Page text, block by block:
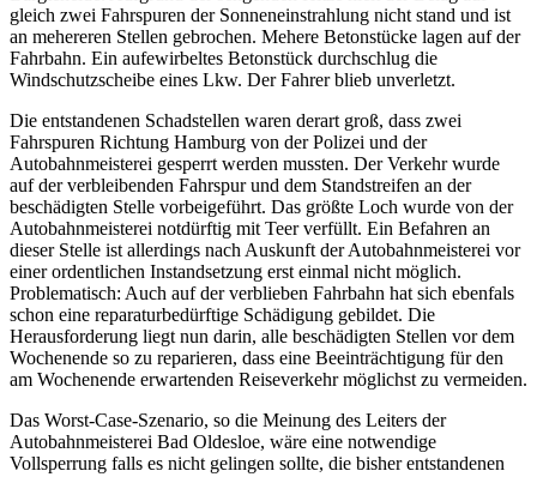
gleich zwei Fahrspuren der Sonneneinstrahlung nicht stand und ist
an mehereren Stellen gebrochen. Mehere Betonstücke lagen auf der
Fahrbahn. Ein aufewirbeltes Betonstück durchschlug die
Windschutzscheibe eines Lkw. Der Fahrer blieb unverletzt.
Die entstandenen Schadstellen waren derart groß, dass zwei
Fahrspuren Richtung Hamburg von der Polizei und der
Autobahnmeisterei gesperrt werden mussten. Der Verkehr wurde
auf der verbleibenden Fahrspur und dem Standstreifen an der
beschädigten Stelle vorbeigeführt. Das größte Loch wurde von der
Autobahnmeisterei notdürftig mit Teer verfüllt. Ein Befahren an
dieser Stelle ist allerdings nach Auskunft der Autobahnmeisterei vor
einer ordentlichen Instandsetzung erst einmal nicht möglich.
Problematisch: Auch auf der verblieben Fahrbahn hat sich ebenfals
schon eine reparaturbedürftige Schädigung gebildet. Die
Herausforderung liegt nun darin, alle beschädigten Stellen vor dem
Wochenende so zu reparieren, dass eine Beeinträchtigung für den
am Wochenende erwartenden Reiseverkehr möglichst zu vermeiden.
Das Worst-Case-Szenario, so die Meinung des Leiters der
Autobahnmeisterei Bad Oldesloe, wäre eine notwendige
Vollsperrung falls es nicht gelingen sollte, die bisher entstandenen